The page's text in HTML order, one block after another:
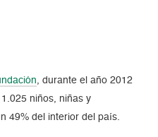
, durante el año 2012
niños, niñas y
49% del interior del país.